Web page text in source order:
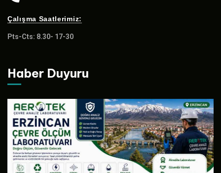
Çalışma Saatlerimiz:
Pts-Cts: 8.30- 17-30
Haber Duyuru